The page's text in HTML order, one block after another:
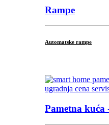
Rampe
Automatske rampe
Pametna kuća